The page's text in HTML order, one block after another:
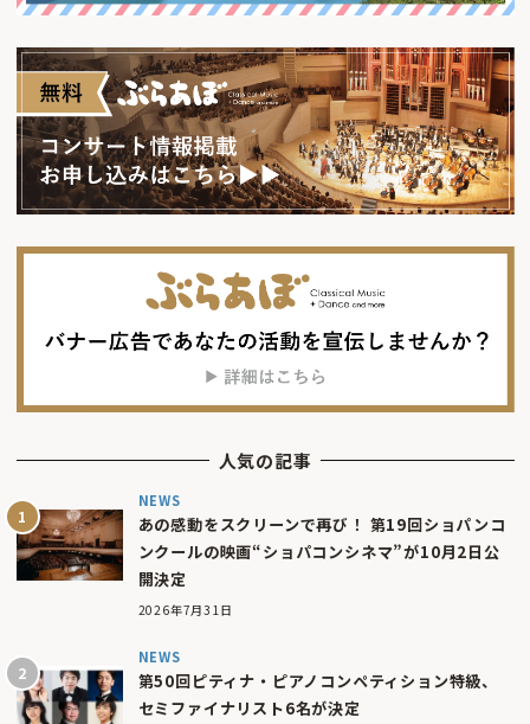
人気の記事
NEWS
あの感動をスクリーンで再び！ 第19回ショパンコ
ンクールの映画“ショパコンシネマ”が10月2日公
開決定
2026年7月31日
NEWS
第50回ピティナ・ピアノコンペティション特級、
セミファイナリスト6名が決定